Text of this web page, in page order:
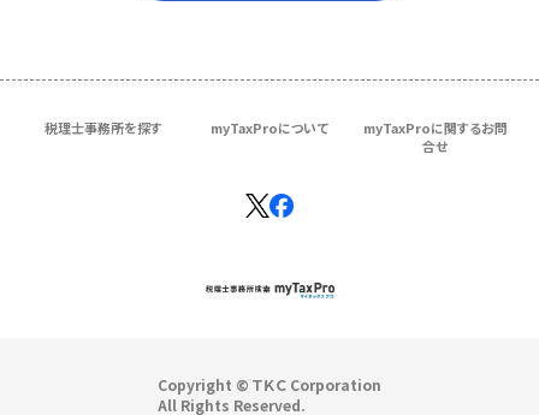
税理士事務所を探す myTaxProについて
myTaxProに関するお問
合せ
Copyright © ＴＫＣ Corporation
All Rights Reserved.